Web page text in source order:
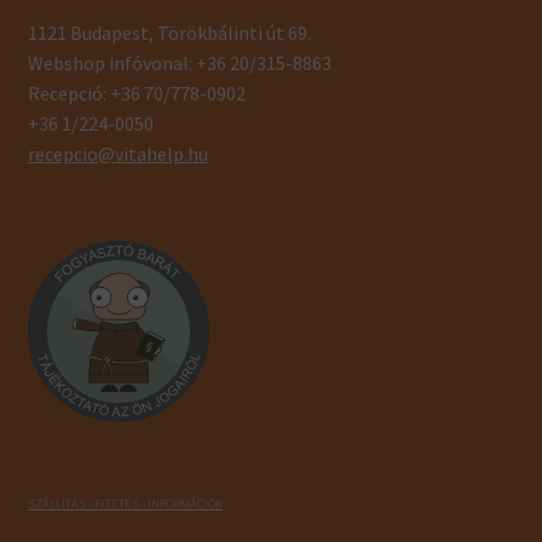
1121 Budapest, Törökbálinti út 69.
Webshop infóvonal: +36 20/315-8863
Recepció: +36 70/778-0902
+36 1/224-0050
recepcio@vitahelp.hu
SZÁLLÍTÁS - FIZETÉS - INFORMÁCIÓK